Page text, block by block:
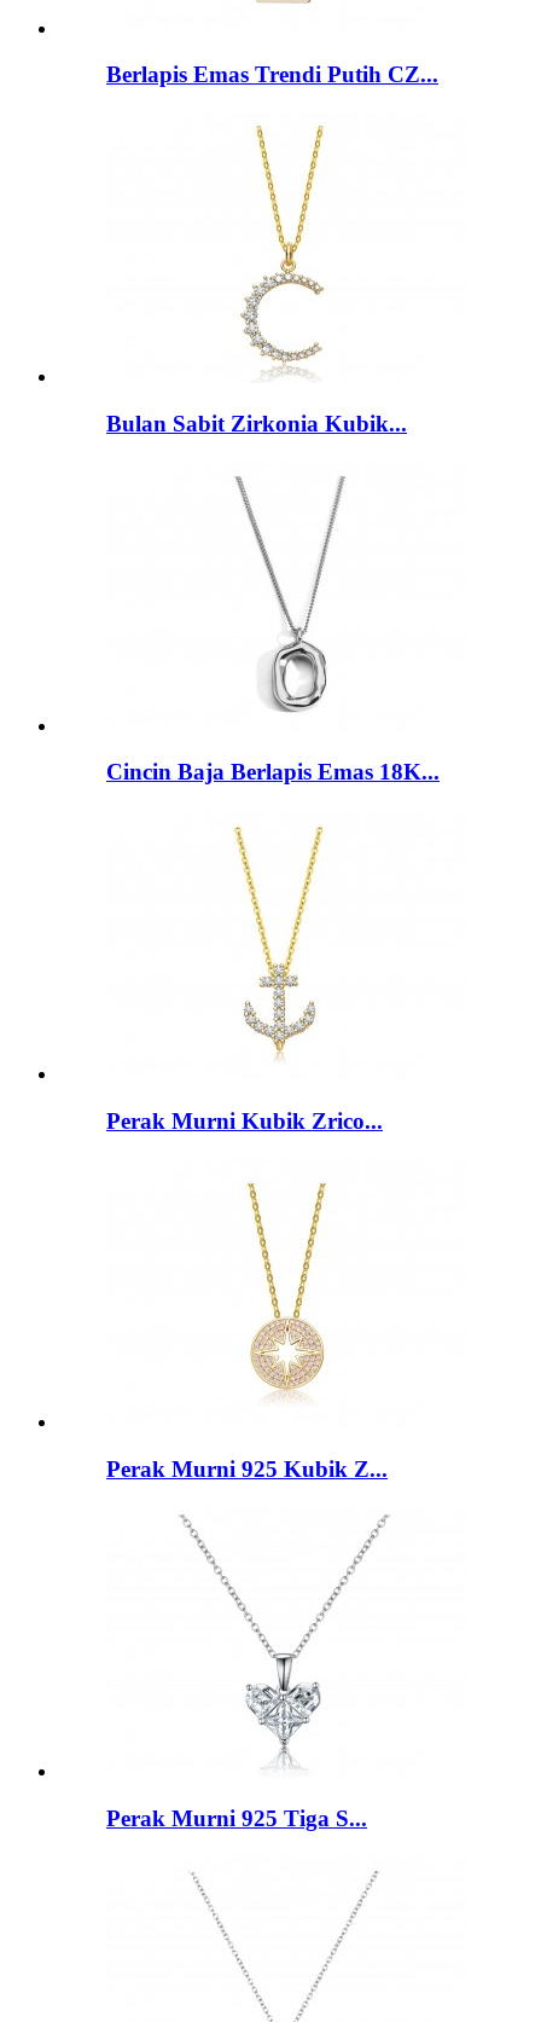
Berlapis Emas Trendi Putih CZ...
Bulan Sabit Zirkonia Kubik...
Cincin Baja Berlapis Emas 18K...
Perak Murni Kubik Zrico...
Perak Murni 925 Kubik Z...
Perak Murni 925 Tiga S...